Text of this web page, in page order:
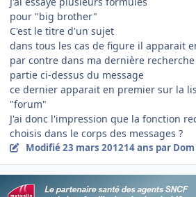
pour "big brother"
C'est le titre d'un sujet
dans tous les cas de figure il apparait
par contre dans ma dernière
partie ci-dessus du message
ce dernier apparait en premier sur la
"forum"
J'ai donc l'impression que la fonction
choisis dans le corps des messages ?
Modifié23 mars 201214 ans par